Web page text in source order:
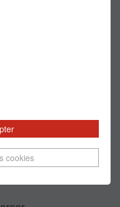
’
o
u
r
d
’
o
r
cookies